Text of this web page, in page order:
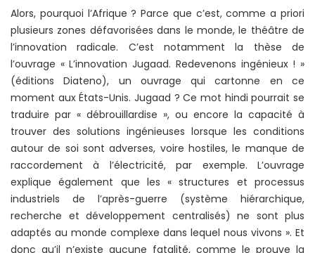
Alors, pourquoi l’Afrique ? Parce que c’est, comme a priori
plusieurs zones défavorisées dans le monde, le théâtre de
l’innovation radicale. C’est notamment la thèse de
l’ouvrage « L’innovation Jugaad. Redevenons ingénieux ! »
(éditions Diateno), un ouvrage qui cartonne en ce
moment aux États-Unis. Jugaad ? Ce mot hindi pourrait se
traduire par « débrouillardise », ou encore la capacité à
trouver des solutions ingénieuses lorsque les conditions
autour de soi sont adverses, voire hostiles, le manque de
raccordement à l’électricité, par exemple. L’ouvrage
explique également que les « structures et processus
industriels de l’après-guerre (système hiérarchique,
recherche et développement centralisés) ne sont plus
adaptés au monde complexe dans lequel nous vivons ». Et
donc qu’il n’existe aucune fatalité, comme le prouve la